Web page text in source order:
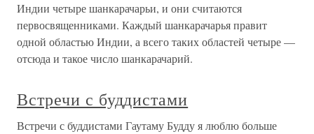
Индии четыре шанкарачарьи, и они считаются
первосвященниками. Каждый шанкарачарья правит
одной областью Индии, а всего таких областей четыре —
отсюда и такое число шанкарачарий.
Встречи с буддистами
Встречи с буддистами Гаутаму Будду я люблю больше